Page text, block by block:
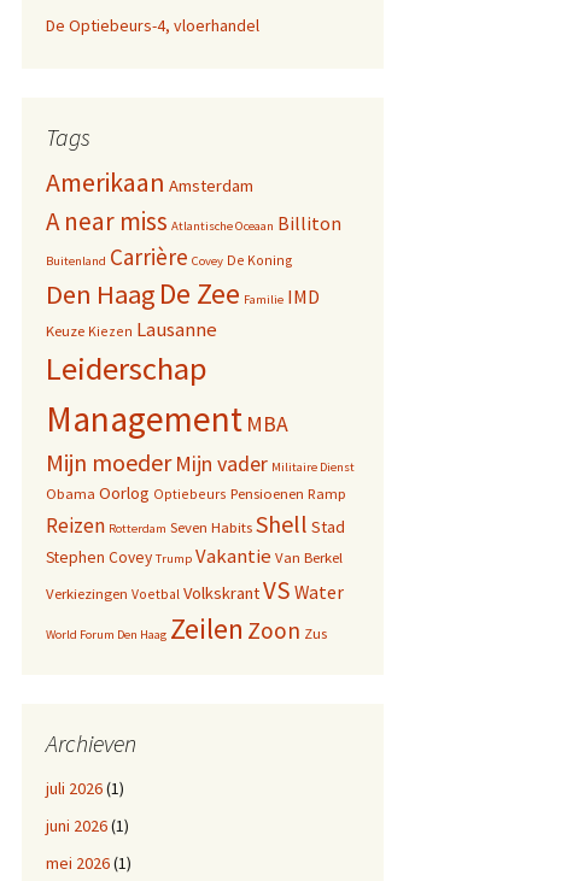
De Optiebeurs-4, vloerhandel
Tags
Amerikaan Amsterdam
A near miss Atlantische Oceaan Billiton
Buitenland Carrière Covey De Koning
Den Haag De Zee Familie IMD
Keuze Kiezen Lausanne
Leiderschap
Management MBA
Mijn moeder Mijn vader Militaire Dienst
Obama Oorlog Optiebeurs Pensioenen Ramp
Reizen Rotterdam Seven HabitsShell Stad
Stephen Covey Trump Vakantie Van Berkel
Verkiezingen Voetbal VolkskrantVS Water
World Forum Den Haag Zeilen Zoon Zus
Archieven
juli 2026(1)
juni 2026(1)
mei 2026(1)